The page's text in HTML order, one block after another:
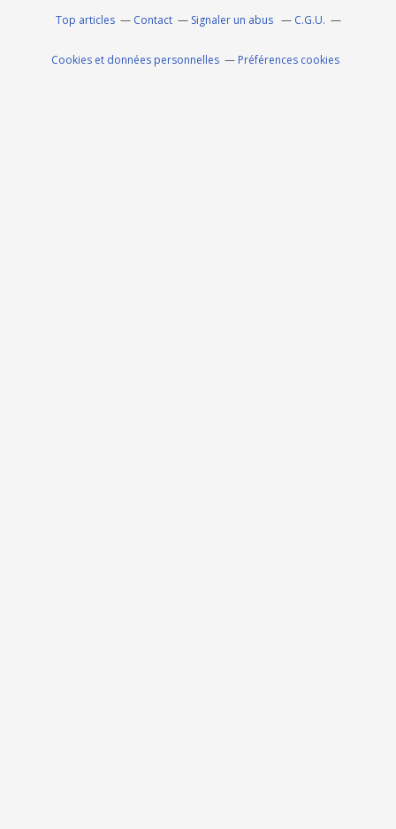
Top articles Contact Signaler un abus C.G.U.
Cookies et données personnelles Préférences cookies